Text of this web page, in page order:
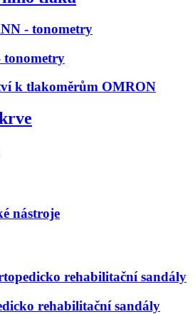
- tonometry
tonometry
k tlakoměrům OMRON
nástroje
rehabilitační sandály
rehabilitační sandály